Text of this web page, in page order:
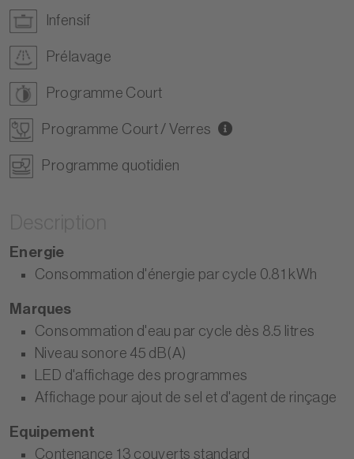
Infensif
Prélavage
Programme Court
Programme Court / Verres
Programme quotidien
Energie
Consommation d'énergie par cycle 0.81 kWh
Marques
Consommation d'eau par cycle dès 8.5 litres
Niveau sonore 45 dB(A)
LED d'affichage des programmes
Affichage pour ajout de sel et d'agent de rinçage
Equipement
Contenance 13 couverts standard